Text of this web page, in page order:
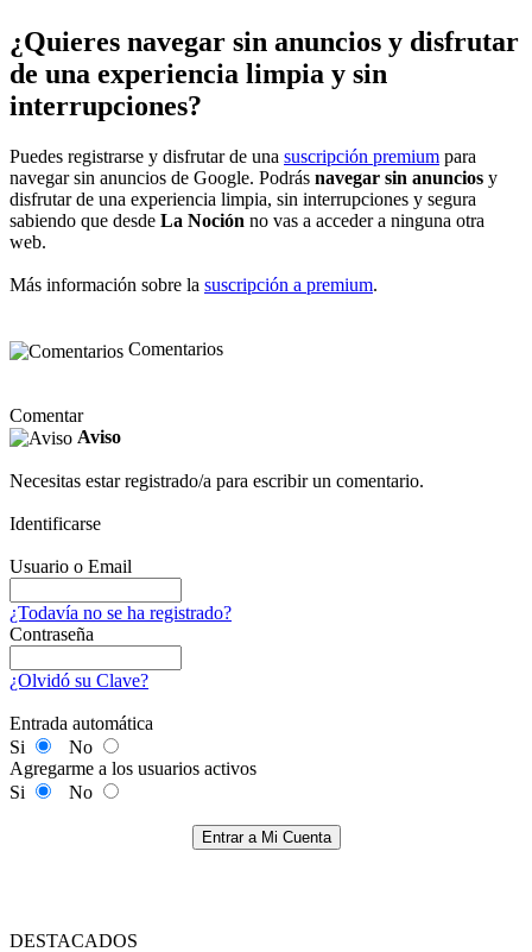
¿Quieres navegar sin anuncios y disfrutar
de una experiencia limpia y sin
interrupciones?
Puedes registrarse y disfrutar de una suscripción premium para
navegar sin anuncios de Google. Podrás navegar sin anuncios y
disfrutar de una experiencia limpia, sin interrupciones y segura
sabiendo que desde La Noción no vas a acceder a ninguna otra
web.
Más información sobre la suscripción a premium.
Comentarios
Comentar
Aviso
Necesitas estar registrado/a para escribir un comentario.
Identificarse
Usuario o Email
¿Todavía no se ha registrado?
Contraseña
¿Olvidó su Clave?
Entrada automática
Si
No
Agregarme a los usuarios activos
Si
No
Entrar a Mi Cuenta
DESTACADOS